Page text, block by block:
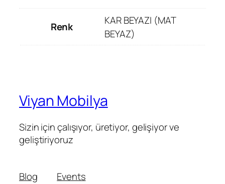
Renk
KAR BEYAZI (MAT
BEYAZ)
Viyan Mobilya
Sizin için çalışıyor, üretiyor, gelişiyor ve
geliştiriyoruz
Blog
Events